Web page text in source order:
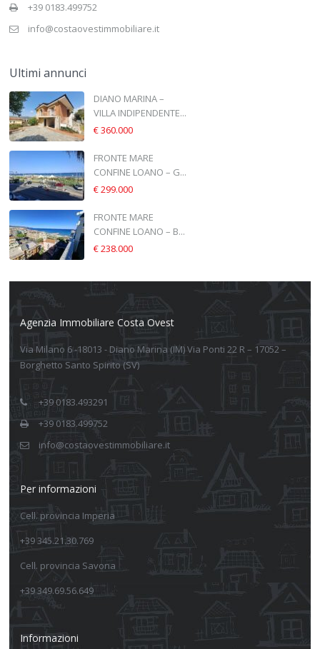
+39 0183.499752
info@costaovestimmobiliare.it
Ultimi annunci
DIANO MARINA –
VILLA INDIPENDENTE...
€ 360.000
FRONTE MARE
CONFINE LOANO – G...
€ 299.000
FRONTE MARE
CONFINE LOANO – B...
€ 238.000
Agenzia Immobiliare Costa Ovest
Via Milano 6 -18013 - Diano Marina (IM) Via Ponti 22 R – 17052 –
Borghetto Santo Spirito (SV)
+39 0183.493291
+39 0183.499752
info@costaovestimmobiliare.it
Per informazioni
Cell. provincia Imperia
+39 345.21.30.769
Cell. provincia Savona
+39 349.69.56.649
Informazioni